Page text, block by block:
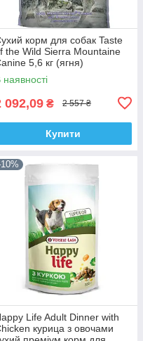
корм для собак Taste
the Wild Sierra Mountaine
5,6 кг (ягня)
наявності
092,09 ₴ 2 557 ₴
Купити
Life Adult Dinner with
курица з овочами